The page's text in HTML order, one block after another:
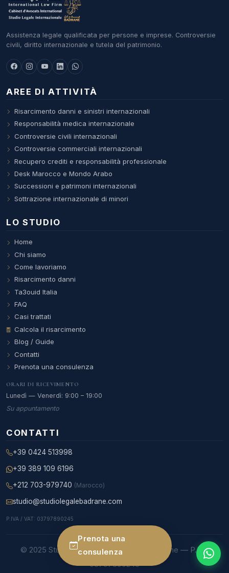
Assistenza legale qualificata per persone e imprese. Controversie
civili, diritto internazionale e tutela del patrimonio.
AREE DI ATTIVITÀ
Risarcimento danni e sinistri internazionali
Responsabilità medica internazionale
Controversie civili internazionali
Controversie commerciali internazionali
Recupero crediti e responsabilità professionale
Desk Marocco e Mondo Arabo
Successioni e patrimoni internazionali
Sottrazione internazionale di minori
LO STUDIO
Home
Chi siamo
Come lavoriamo
Risarcimento danni
Ta3ouid Italia
FAQ
Casi trattati
Calcola il risarcimento
Blog / Guide
Contatti
Prenota una consulenza
ORARI DI RICEVIMENTO
Lunedì — Venerdì: 9:00 – 19:00
Su appuntamento
CONTATTI
+39 0424 513998
+39 389 109 6196
+212 703-979740 (Marocco)
studio@studiolegalebadrane.com
P.IVA / VAT: 03797890245
© 2025 Studio Legale Internazionale Badrane — P.IVA
03797890245
Prenota una
consulenza